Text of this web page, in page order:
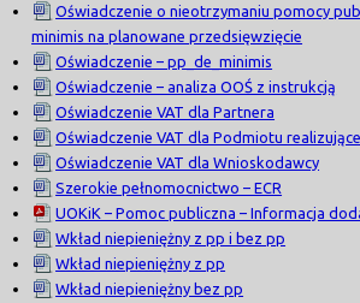
Oświadczenie o nieotrzymaniu pomocy
minimis na planowane przedsięwzięcie
Oświadczenie – pp_de_minimis
Oświadczenie – analiza OOŚ z instrukcją
Oświadczenie VAT dla Partnera
Oświadczenie VAT dla Podmiotu
Oświadczenie VAT dla Wnioskodawcy
Szerokie pełnomocnictwo – ECR
UOKiK – Pomoc publiczna – Informacja
Wkład niepieniężny z pp i bez pp
Wkład niepieniężny z pp
Wkład niepieniężny bez pp